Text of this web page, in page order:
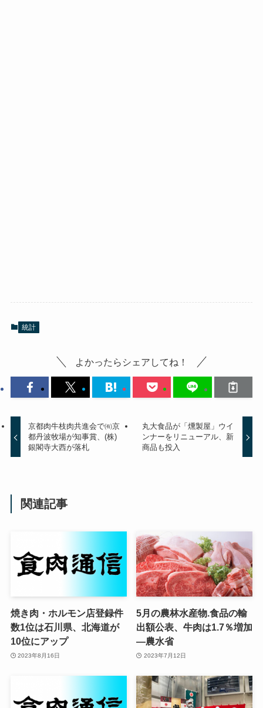
統計
よかったらシェアしてね！
京都肉牛枝肉共進会で㈲京
都丹波牧場が知事賞、(株)
銀閣寺大西が落札
丸大食品が「燻製屋」ウイ
ンナーをリニューアル、新
商品も投入
関連記事
焼き肉・ホルモン店登録件
数1位は石川県、北海道が
10位にアップ
2023年8月16日
5月の農林水産物.食品の輸
出額公表、牛肉は1.7％増加
—農水省
2023年7月12日